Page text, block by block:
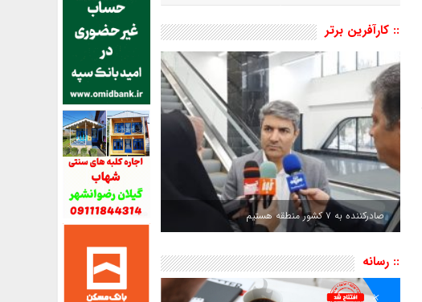
:: کارآفرین برتر
صادرکننده به ۷ کشور منطقه هستیم
:: رسانه